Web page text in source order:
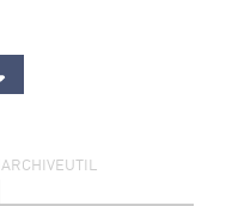
ARCHIVEUTIL